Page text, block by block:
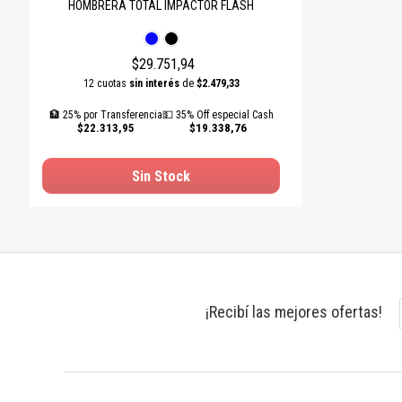
HOMBRERA TOTAL IMPACTOR FLASH
$29.751,94
12 cuotas sin interésde $2.479,33
🏦 25% por Transferencia
$22.313,95
💵 35% Off especial Cash
$19.338,76
Sin Stock
¡Recibí las mejores ofertas!